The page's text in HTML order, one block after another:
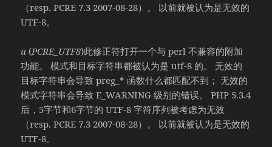
（resp. PCRE 7.3 2007-08-28）。 以前就被认为是无效的
UTF-8。
u (PCRE_UTF8)此修正符打开一个与 perl 不兼容的附加
功能。 模式和目标字符串都被认为是 utf-8 的。 无效的
目标字符串会导致 preg_* 函数什么都匹配不到； 无效的
模式字符串会导致 E_WARNING 级别的错误。 PHP 5.3.4
后，5字节和6字节的 UTF-8 字符序列被考虑为无效
（resp. PCRE 7.3 2007-08-28）。 以前就被认为是无效的
UTF-8。